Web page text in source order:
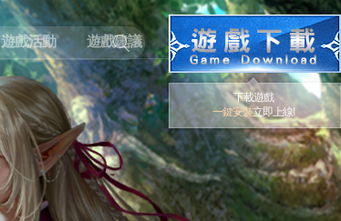
遊戲活動 遊戲建議
下載遊戲
一鍵安裝立即上線!